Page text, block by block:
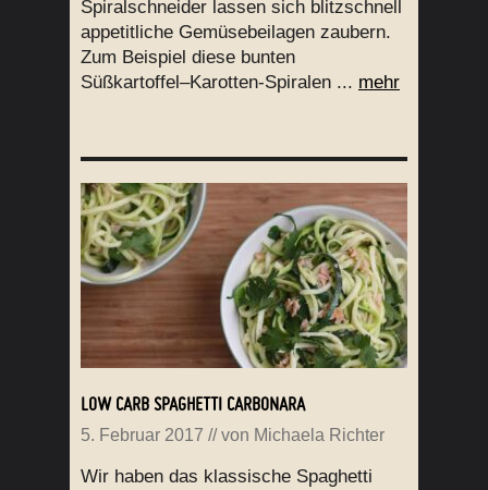
Spiralschneider lassen sich blitzschnell
appetitliche Gemüsebeilagen zaubern.
Zum Beispiel diese bunten
Süßkartoffel–Karotten-Spiralen ... mehr
LOW CARB SPAGHETTI CARBONARA
5. Februar 2017 // von Michaela Richter
Wir haben das klassische Spaghetti